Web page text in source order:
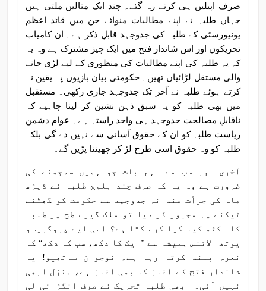
صرف اپیلیں ہی کرتے رہ گئے۔ چند ایک مثالیں ملتی ہیں
جہاں طلبہ نے اپنے مطالبات منوائے جن میں قائد اعظم
یونیورسٹی کے طلبہ کی جدوجہد قابلِ ذکر ہے۔ ان کامیاب
تحریکوں اور اس شاندار فتح میں ایک چیز مشترک ہے وہ یہ
کہ یہ طلبہ کی اپنے مطالبات کی منظوری کے لیے لڑی جانے
والی مستقل لڑائیاں تھیں۔ حکومتی بیان بازیوں پہ یقین نہ
کرتے ہوئے طلبہ نے آخر تک جدوجہد جاری رکھی۔ مستقبل
میں بھی طلبہ کو یہ سبق ذہن نشین کر لینا چاہیے کہ
ناقابلِ مصالحت جدوجہد ہی واحد راستہ ہے۔ عوام دشمن
ریاست طلبہ کو ان کے حقوق آسانی سے نہیں دے گی بلکہ
طلبہ کو وہ حقوق اسی طرح لڑ کر چھیننا پڑیں گے۔
آخری اور سب سے اہم بات جو ہمیں سمجھنے کی
ضرورت ہے وہ یہ کہ صرف چند بلوچ طلبہ نے ڈیڑھ
ماہ کی جرأت مندانہ جدوجہد سے حکومت کو گھٹنے
ٹیکنے پہ مجبور کر دیا تو ملک گیر سطح پر طلبہ
کا اکٹھ کیا کیا کر سکتا ہے؟ اسی لیے پروگریسو
یوتھ الائنس ہمیشہ سے ”ایک کا دکھ، سب کا دکھ“ کا
نعرہ بلند کرتا رہا ہے۔ نوجوان ساتھیو! یہ
شاندار فتح کے آغاز کا بھی آغاز ہے، منزل ابھی
نہیں آئی۔ ابھی طلبہ تحریک نے صرف انگڑائی لی